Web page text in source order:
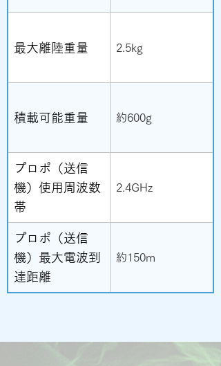
最大離陸重量 2.5kg
積載可能重量 約600g
プロポ（送信
機）使用周波数
帯
2.4GHz
プロポ（送信
機）最大電波到
達距離
約150m